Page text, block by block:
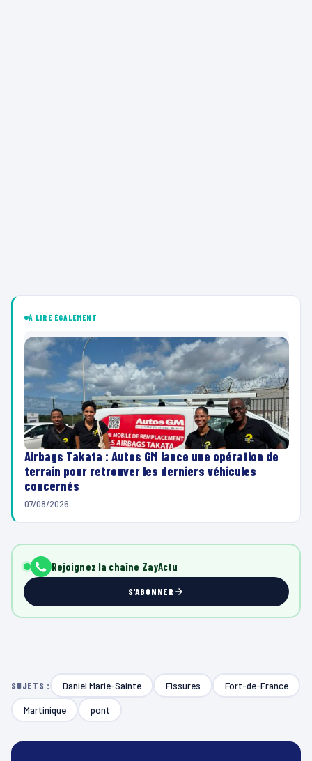
À LIRE ÉGALEMENT
Airbags Takata : Autos GM lance une opération de
terrain pour retrouver les derniers véhicules
concernés
07/08/2026
Rejoignez la chaîne ZayActu
S'ABONNER
SUJETS : Daniel Marie-Sainte Fissures Fort-de-France
Martinique pont